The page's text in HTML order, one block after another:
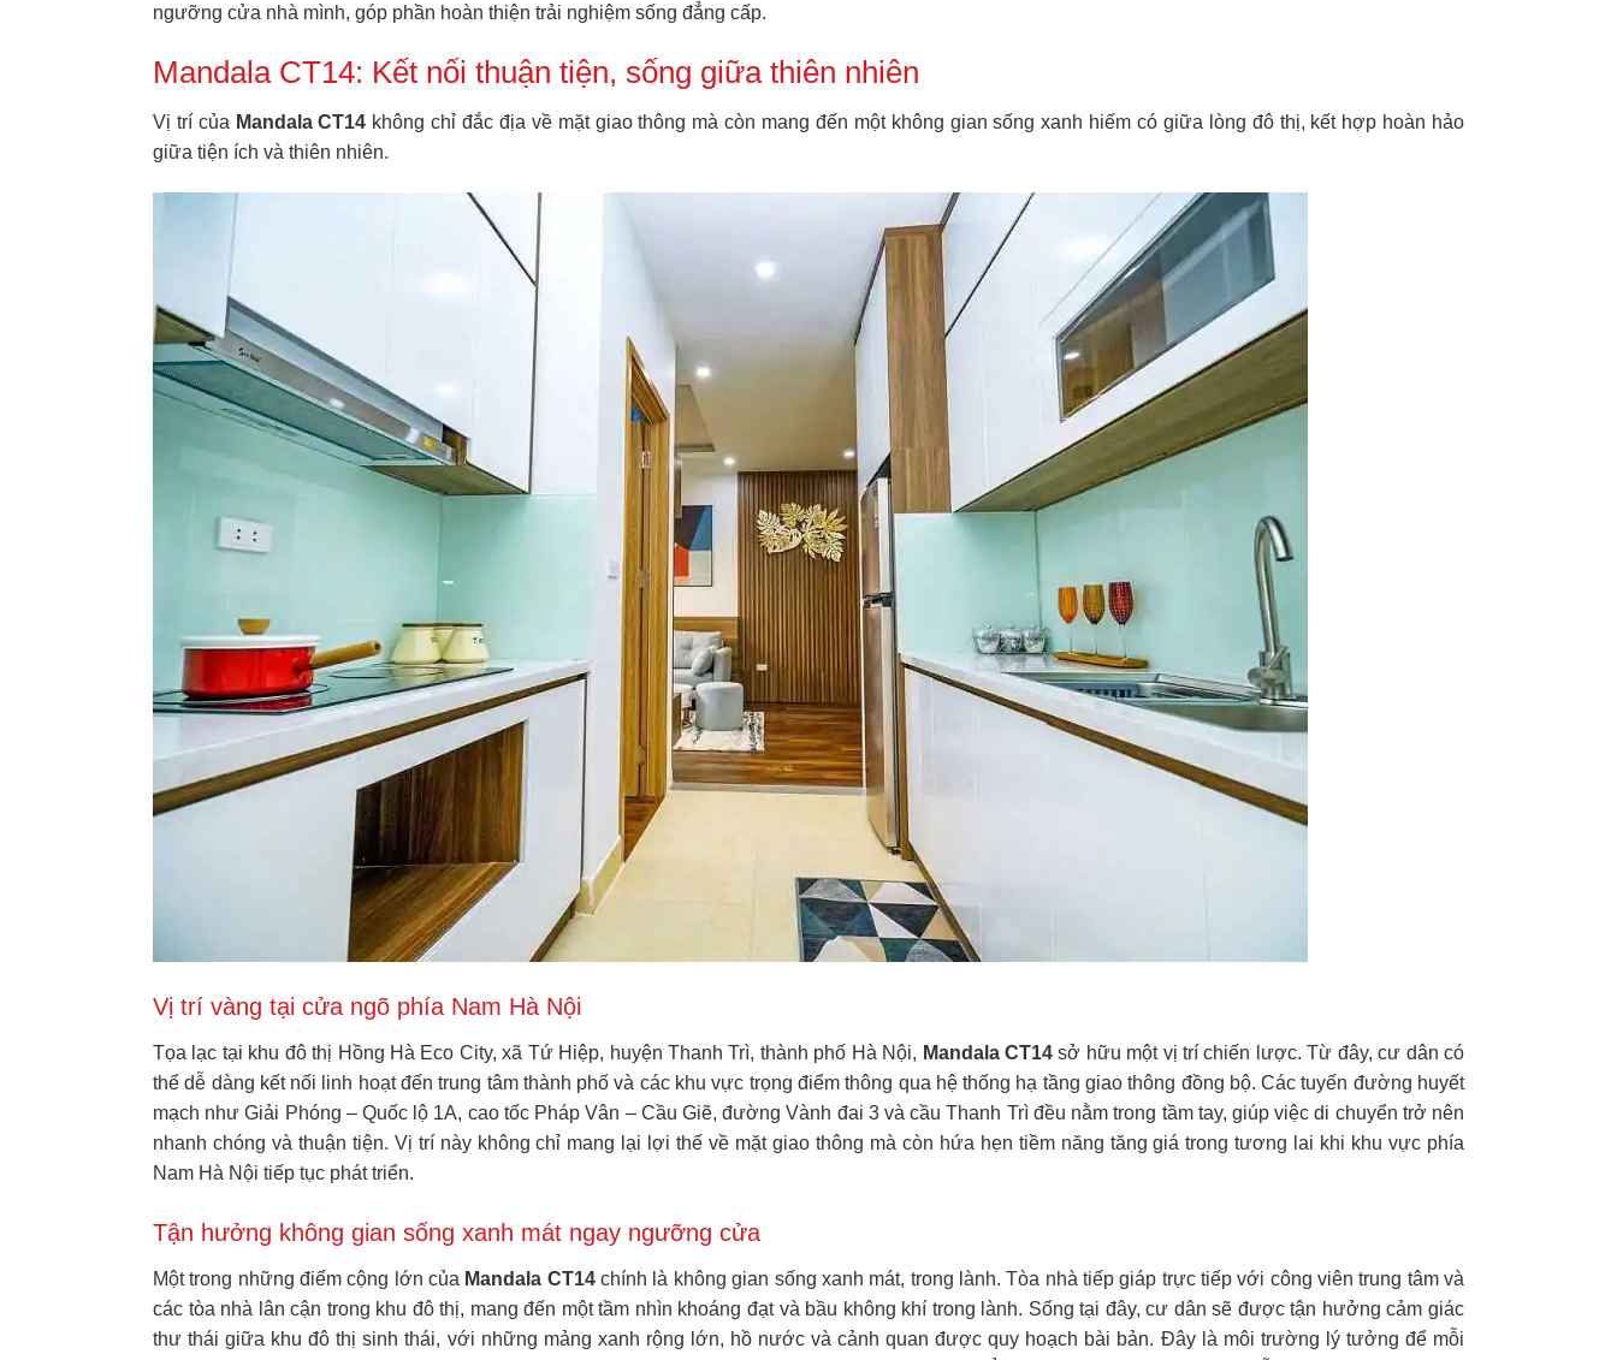
ngưỡng cửa nhà mình, góp phần hoàn thiện trải nghiệm sống đẳng cấp.
Mandala CT14: Kết nối thuận tiện, sống giữa thiên nhiên
Vị trí của Mandala CT14 không chỉ đắc địa về mặt giao thông mà còn mang đến một không gian sống xanh hiếm có giữa lòng đô thị, kết hợp hoàn hảo
giữa tiện ích và thiên nhiên.
Vị trí vàng tại cửa ngõ phía Nam Hà Nội
Tọa lạc tại khu đô thị Hồng Hà Eco City, xã Tứ Hiệp, huyện Thanh Trì, thành phố Hà Nội, Mandala CT14sở hữu một vị trí chiến lược. Từ đây, cư dân có
thể dễ dàng kết nối linh hoạt đến trung tâm thành phố và các khu vực trọng điểm thông qua hệ thống hạ tầng giao thông đồng bộ. Các tuyến đường huyết
mạch như Giải Phóng – Quốc lộ 1A, cao tốc Pháp Vân – Cầu Giẽ, đường Vành đai 3 và cầu Thanh Trì đều nằm trong tầm tay, giúp việc di chuyển trở nên
nhanh chóng và thuận tiện. Vị trí này không chỉ mang lại lợi thế về mặt giao thông mà còn hứa hẹn tiềm năng tăng giá trong tương lai khi khu vực phía
Nam Hà Nội tiếp tục phát triển.
Tận hưởng không gian sống xanh mát ngay ngưỡng cửa
Một trong những điểm cộng lớn của Mandala CT14chính là không gian sống xanh mát, trong lành. Tòa nhà tiếp giáp trực tiếp với công viên trung tâm và
các tòa nhà lân cận trong khu đô thị, mang đến một tầm nhìn khoáng đạt và bầu không khí trong lành. Sống tại đây, cư dân sẽ được tận hưởng cảm giác
thư thái giữa khu đô thị sinh thái, với những mảng xanh rộng lớn, hồ nước và cảnh quan được quy hoạch bài bản. Đây là môi trường lý tưởng để mỗi